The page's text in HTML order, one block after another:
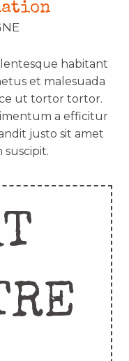
habitant
et malesuada
ut tortor tortor.
a efficitur
justo sit amet